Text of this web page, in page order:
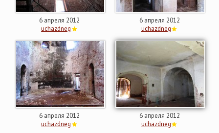
6 апреля 2012
uchazdneg
6 апреля 2012
uchazdneg
6 апреля 2012
uchazdneg
6 апреля 2012
uchazdneg